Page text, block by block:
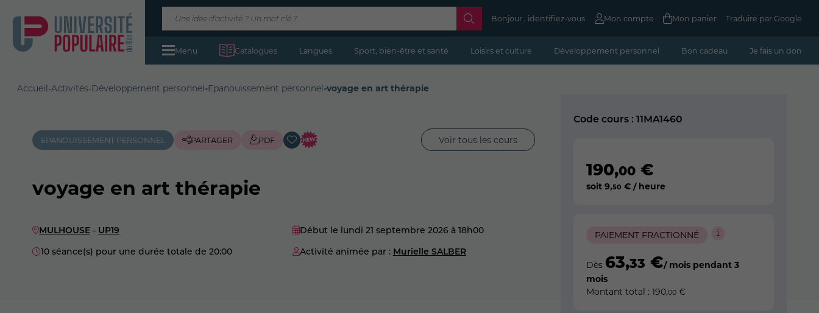
Bonjour , identifiez-vous Mon compte Mon panier Traduire par Google
Menu Catalogues Langues Sport, bien-être et santé Loisirs et culture Développement personnel Bon cadeau Je fais un don
Accueil-Activités-Développement personnel-Epanouissement personnel-voyage en art thérapie
EPANOUISSEMENT PERSONNEL PARTAGER PDF Voir tous les cours
voyage en art thérapie
MULHOUSE - UP19 Début le lundi 21 septembre 2026 à 18h00
10 séance(s) pour une durée totale de 20:00
Activité animée par : Murielle SALBER
Code cours : 11MA1460
190,00€
soit 9,50 € / heure
PAIEMENT FRACTIONNÉ
Dès 63,33 €/ mois pendant 3
mois
Montant total : 190,00€